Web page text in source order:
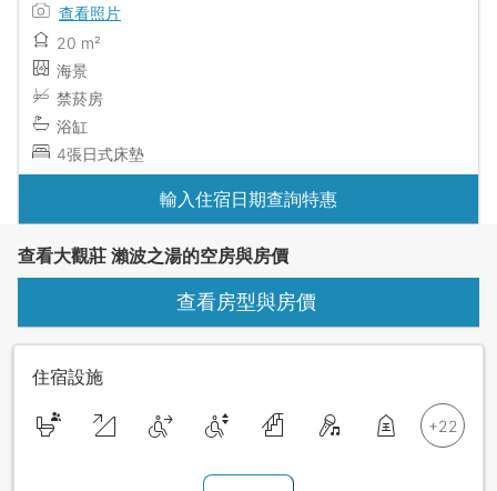
查看照片
20 m²
海景
禁菸房
浴缸
4張日式床墊
輸入住宿日期查詢特惠
查看大觀莊 瀨波之湯的空房與房價
查看房型與房價
住宿設施